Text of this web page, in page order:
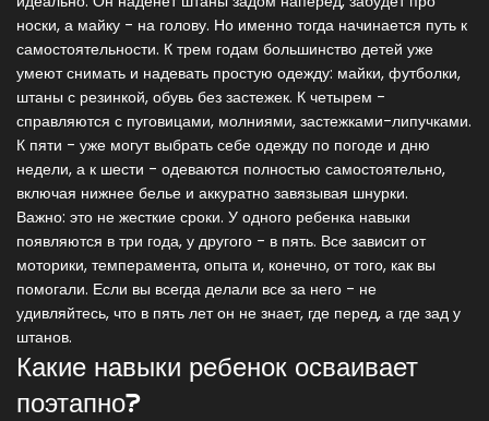
носки, а майку - на голову. Но именно тогда начинается путь к
самостоятельности. К трем годам большинство детей уже
умеют снимать и надевать простую одежду: майки, футболки,
штаны с резинкой, обувь без застежек. К четырем -
справляются с пуговицами, молниями, застежками-липучками.
К пяти - уже могут выбрать себе одежду по погоде и дню
недели, а к шести - одеваются полностью самостоятельно,
включая нижнее белье и аккуратно завязывая шнурки.
Важно: это не жесткие сроки. У одного ребенка навыки
появляются в три года, у другого - в пять. Все зависит от
моторики, темперамента, опыта и, конечно, от того, как вы
помогали. Если вы всегда делали все за него - не
удивляйтесь, что в пять лет он не знает, где перед, а где зад у
штанов.
Какие навыки ребенок осваивает
поэтапно?